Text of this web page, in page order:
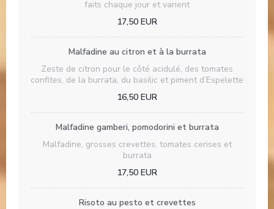
faits chaque jour et varient
17,50 EUR
Malfadine au citron et à la burrata
Zeste de citron pour le côté acidulé, des tomates
confites, de la burrata, du basilic et piment d’Espelette
16,50 EUR
Malfadine gamberi, pomodorini et burrata
Malfadine, grosses crevettes, tomates cerises et
burrata
17,50 EUR
Risoto au pesto et crevettes